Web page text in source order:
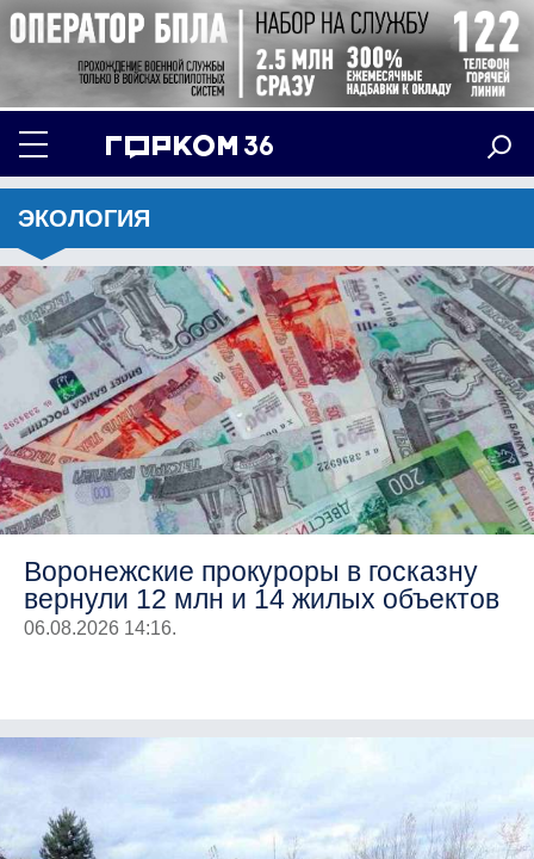
ЭКОЛОГИЯ
Воронежские прокуроры в госказну
вернули 12 млн и 14 жилых объектов
06.08.2026 14:16.